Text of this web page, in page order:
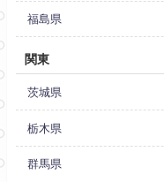
福島県
関東
茨城県
栃木県
群馬県